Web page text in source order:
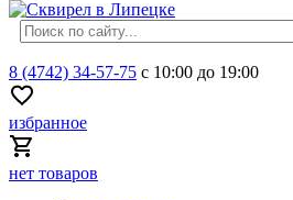
8 (4742) 34-57-75 с 10:00 до 19:00
избранное
нет товаров